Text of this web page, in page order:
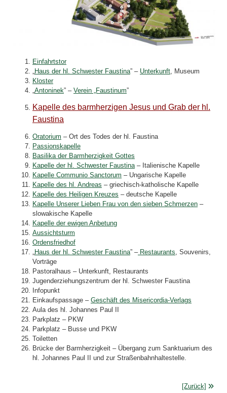
Einfahrtstor
Haus der hl. Schwester Faustina” – Unterkunft , Museum
Kloster
Antoninek” – Verein „Faustinum”
Kapelle des barmherzigen Jesus und Grab der hl.
Faustina
Oratorium – Ort des Todes der hl. Faustina
Passionskapelle
Basilika der Barmherzigkeit Gottes
Kapelle der hl. Schwester Faustina – Italienische Kapelle
Kapelle Communio Sanctorum – Ungarische Kapelle
Kapelle des hl. Andreas – griechisch-katholische Kapelle
Kapelle des Heiligen Kreuzes – deutsche Kapelle
Kapelle Unserer Lieben Frau von den sieben Schmerzen –
slowakische Kapelle
Kapelle der ewigen Anbetung
Aussichtsturm
Ordensfriedhof
Haus der hl. Schwester Faustina” –Restaurants , Souvenirs,
Vorträge
Pastoralhaus – Unterkunft, Restaurants
Jugenderziehungszentrum der hl. Schwester Faustina
Infopunkt
Einkaufspassage – Geschäft des Misericordia-Verlags
Aula des hl. Johannes Paul II
Parkplatz – PKW
Parkplatz – Busse und PKW
Toiletten
Brücke der Barmherzigkeit – Übergang zum Sanktuarium des
hl. Johannes Paul II und zur Straßenbahnhaltestelle.
[Zurück]